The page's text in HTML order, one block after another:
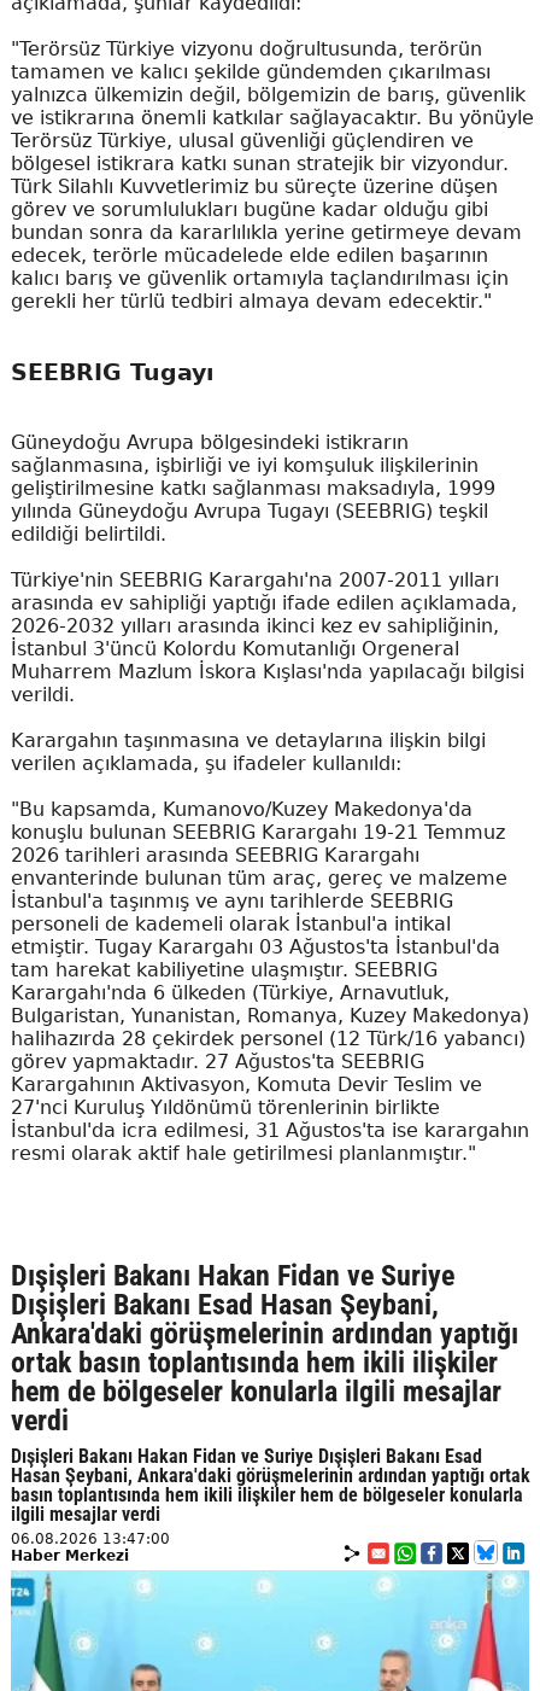
"Terörsüz Türkiye vizyonu doğrultusunda, terörün
tamamen ve kalıcı şekilde gündemden çıkarılması
yalnızca ülkemizin değil, bölgemizin de barış, güvenlik
ve istikrarına önemli katkılar sağlayacaktır. Bu yönüyle
Terörsüz Türkiye, ulusal güvenliği güçlendiren ve
bölgesel istikrara katkı sunan stratejik bir vizyondur.
Türk Silahlı Kuvvetlerimiz bu süreçte üzerine düşen
görev ve sorumlulukları bugüne kadar olduğu gibi
bundan sonra da kararlılıkla yerine getirmeye devam
edecek, terörle mücadelede elde edilen başarının
kalıcı barış ve güvenlik ortamıyla taçlandırılması için
gerekli her türlü tedbiri almaya devam edecektir."
SEEBRIG Tugayı
Güneydoğu Avrupa bölgesindeki istikrarın
sağlanmasına, işbirliği ve iyi komşuluk ilişkilerinin
geliştirilmesine katkı sağlanması maksadıyla, 1999
yılında Güneydoğu Avrupa Tugayı (SEEBRIG) teşkil
edildiği belirtildi.
Türkiye'nin SEEBRIG Karargahı'na 2007-2011 yılları
arasında ev sahipliği yaptığı ifade edilen açıklamada,
2026-2032 yılları arasında ikinci kez ev sahipliğinin,
İstanbul 3'üncü Kolordu Komutanlığı Orgeneral
Muharrem Mazlum İskora Kışlası'nda yapılacağı bilgisi
verildi.
Karargahın taşınmasına ve detaylarına ilişkin bilgi
verilen açıklamada, şu ifadeler kullanıldı:
"Bu kapsamda, Kumanovo/Kuzey Makedonya'da
konuşlu bulunan SEEBRIG Karargahı 19-21 Temmuz
2026 tarihleri arasında SEEBRIG Karargahı
envanterinde bulunan tüm araç, gereç ve malzeme
İstanbul'a taşınmış ve aynı tarihlerde SEEBRIG
personeli de kademeli olarak İstanbul'a intikal
etmiştir. Tugay Karargahı 03 Ağustos'ta İstanbul'da
tam harekat kabiliyetine ulaşmıştır. SEEBRIG
Karargahı'nda 6 ülkeden (Türkiye, Arnavutluk,
Bulgaristan, Yunanistan, Romanya, Kuzey Makedonya)
halihazırda 28 çekirdek personel (12 Türk/16 yabancı)
görev yapmaktadır. 27 Ağustos'ta SEEBRIG
Karargahının Aktivasyon, Komuta Devir Teslim ve
27'nci Kuruluş Yıldönümü törenlerinin birlikte
İstanbul'da icra edilmesi, 31 Ağustos'ta ise karargahın
resmi olarak aktif hale getirilmesi planlanmıştır."
Dışişleri Bakanı Hakan Fidan ve Suriye
Dışişleri Bakanı Esad Hasan Şeybani,
Ankara'daki görüşmelerinin ardından yaptığı
ortak basın toplantısında hem ikili ilişkiler
hem de bölgeseler konularla ilgili mesajlar
verdi
Dışişleri Bakanı Hakan Fidan ve Suriye Dışişleri Bakanı Esad
Hasan Şeybani, Ankara'daki görüşmelerinin ardından yaptığı ortak
basın toplantısında hem ikili ilişkiler hem de bölgeseler konularla
ilgili mesajlar verdi
06.08.2026 13:47:00
Haber Merkezi